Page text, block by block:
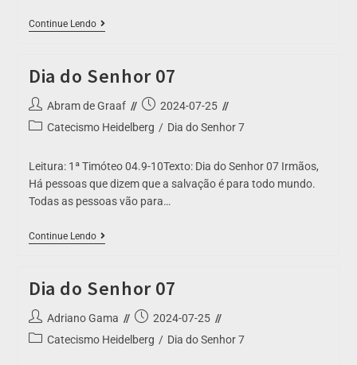
Continue Lendo
Dia do Senhor 07
Abram de Graaf
2024-07-25
Catecismo Heidelberg / Dia do Senhor 7
Leitura: 1ª Timóteo 04.9-10Texto: Dia do Senhor 07 Irmãos,
Há pessoas que dizem que a salvação é para todo mundo.
Todas as pessoas vão para…
Continue Lendo
Dia do Senhor 07
Adriano Gama
2024-07-25
Catecismo Heidelberg / Dia do Senhor 7